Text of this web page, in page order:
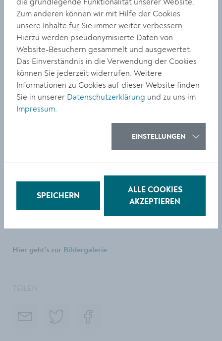
Die temporären PopUp-Maßnahmen zielten darauf ab,
experimentell zu erforschen, wie sich Menschen
öffentliche Plätze spielerisch aneignen können. „Es war
ein toller Erfolg und wir haben sehr positive
Rückmeldungen bekommen“, zieht Projektleiterin
Stefanie Kotrba von der Universität für Weiterbildung
eine positive Bilanz. Das PopUp-Projekt solle auf
kleineren Plätzen weiterleben.
Slowenien, Polen, Deutschland, Italien, Kroatien,
Ungarn und Österreich umgesetzt.
Hier geht’s zur Bildergalerie
die grundlegende Funktionalität unserer Website.
Zum anderen können wir mit Hilfe der Cookies
unsere Inhalte für Sie immer weiter verbessern.
Hierzu werden pseudonymisierte Daten von
Website-Besuchern gesammelt und ausgewertet.
Das Einverständnis in die Verwendung der Cookies
können Sie jederzeit widerrufen. Weitere
Informationen zu Cookies auf dieser Website finden
Sie in unserer Datenschutzerklärung und zu uns im
Impressum.
EINSTELLUNGEN
SPEICHERN
ALLE COOKIES
AKZEPTIEREN